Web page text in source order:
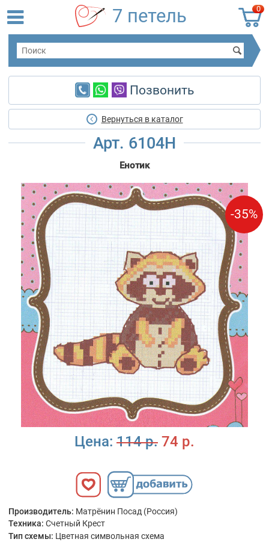
0
7 петель
Позвонить
Вернуться в каталог
Арт. 6104Н
Енотик
-35%
Цена: 114 р. 74 р.
Производитель: Матрёнин Посад (Россия)
Техника: Счетный Крест
Тип схемы: Цветная символьная схема